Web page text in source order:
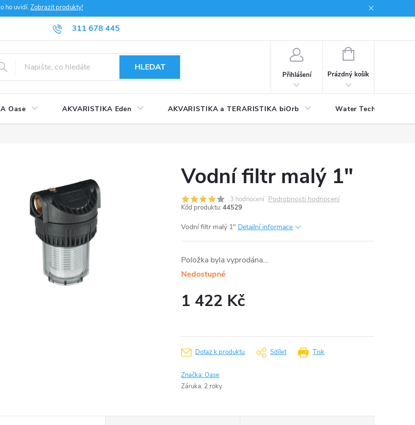
ho uvidí.Zobrazit produkty!
311 678 445
Obchodní podmínky Ochrana údajů
HLEDAT
Přihlášení
NÁKUPNÍ
Prázdný košík
Oase AKVARISTIKA Eden AKVARISTIKA a TERARISTIKA biOrb Water Technology
Vodní filtr malý 1"
3 hodnocení Podrobnosti hodnocení
Kód produktu: 44529
Vodní filtr malý 1" Detailní informace
Položka byla vyprodána…
Nedostupné
1 422 Kč
Tisk
Dotaz k produktu Sdílet
Značka:Oase
Záruka: 2 roky